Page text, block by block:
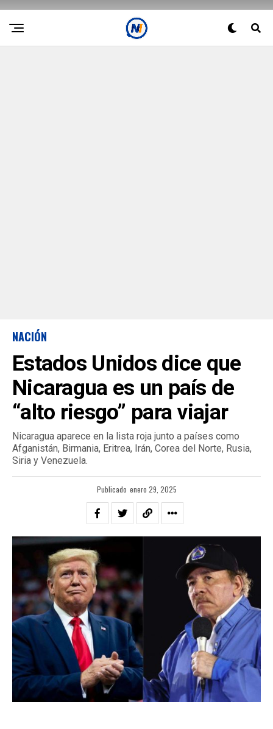
NACIÓN
Estados Unidos dice que
Nicaragua es un país de
“alto riesgo” para viajar
Nicaragua aparece en la lista roja junto a países como
Afganistán, Birmania, Eritrea, Irán, Corea del Norte, Rusia,
Siria y Venezuela.
Publicado enero 29, 2025